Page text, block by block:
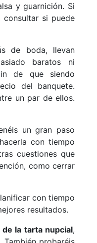
y guarnición. Si
si puede
de boda, llevan
baratos ni
de que siendo
del banquete.
un par de ellos.
un gran paso
con tiempo
cuestiones que
como cerrar
con tiempo
resultados.
la tarta nupcial,